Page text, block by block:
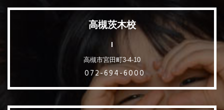
高槻茨木校
高槻市宮田町3-4-10
072-694-6000